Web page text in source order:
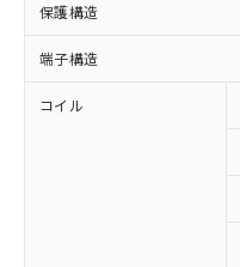
保護構造
端子構造
コイル